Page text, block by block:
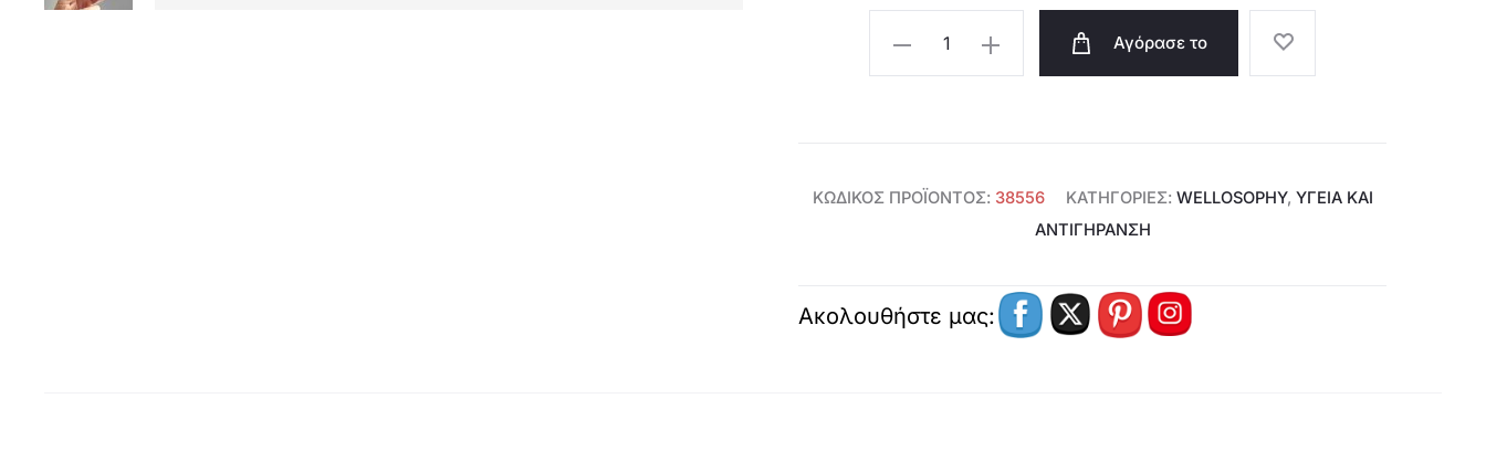
Oriflame
ποσότητα
Αγόρασε το
ΚΩΔΙΚΌΣ ΠΡΟΪΌΝΤΟΣ: 38556 ΚΑΤΗΓΟΡΊΕΣ: WELLOSOPHY, ΥΓΕΊΑ ΚΑΙ
ΑΝΤΙΓΉΡΑΝΣΗ
Ακολουθήστε μας: